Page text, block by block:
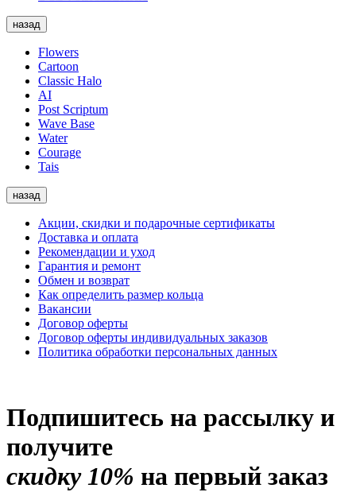
назад
Flowers
Cartoon
Classic Halo
AI
Post Scriptum
Wave Base
Water
Courage
Tais
назад
Акции, скидки и подарочные сертификаты
Доставка и оплата
Рекомендации и уход
Гарантия и ремонт
Обмен и возврат
Как определить размер кольца
Вакансии
Договор оферты
Договор оферты индивидуальных заказов
Политика обработки персональных данных
Подпишитесь на рассылку и
получите
скидку 10% на первый заказ